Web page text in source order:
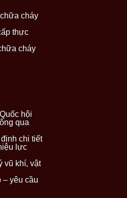
cháy
thực
cháy
hội
qua
chi tiết
lực
vũ khí, vật
– yêu cầu